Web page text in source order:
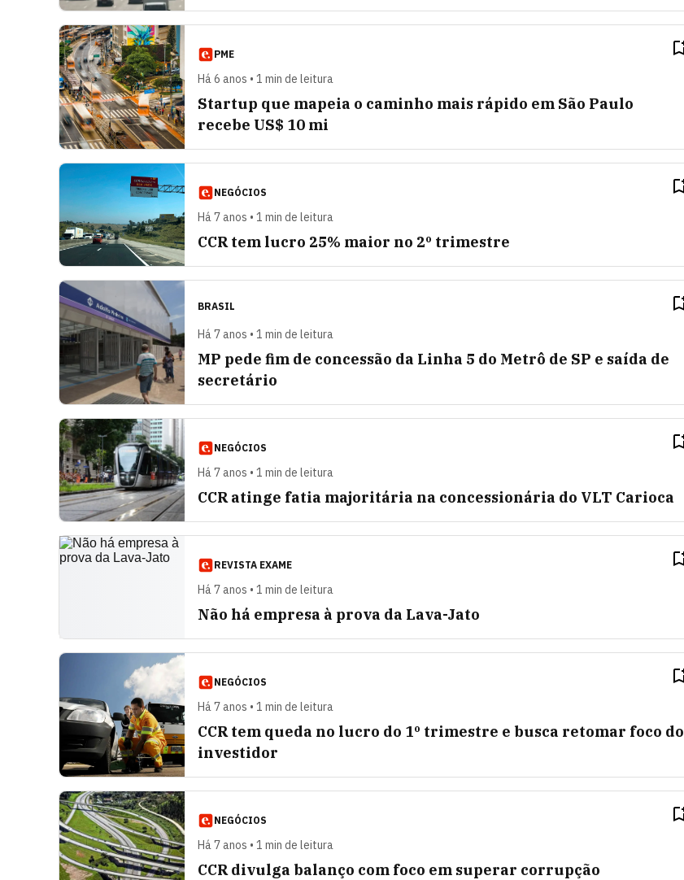
PME
Há 6 anos • 1 min de leitura
Startup que mapeia o caminho mais rápido em São Paulo
recebe US$ 10 mi
NEGÓCIOS
Há 7 anos • 1 min de leitura
CCR tem lucro 25% maior no 2º trimestre
BRASIL
Há 7 anos • 1 min de leitura
MP pede fim de concessão da Linha 5 do Metrô de SP e saída de
secretário
NEGÓCIOS
Há 7 anos • 1 min de leitura
CCR atinge fatia majoritária na concessionária do VLT Carioca
REVISTA EXAME
Há 7 anos • 1 min de leitura
Não há empresa à prova da Lava-Jato
NEGÓCIOS
Há 7 anos • 1 min de leitura
CCR tem queda no lucro do 1º trimestre e busca retomar foco do
investidor
NEGÓCIOS
Há 7 anos • 1 min de leitura
CCR divulga balanço com foco em superar corrupção